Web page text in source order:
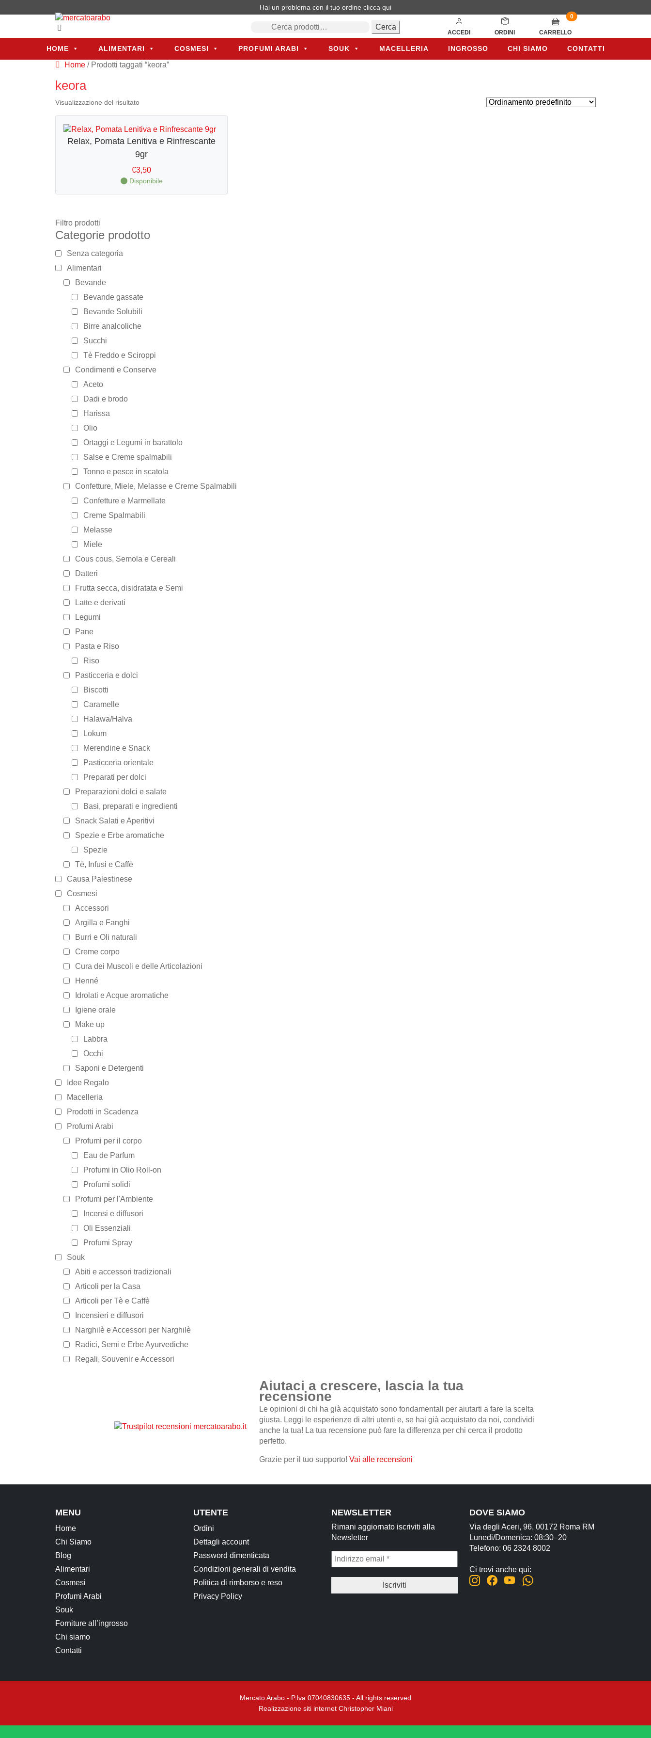
Hai un problema con il tuo ordine clicca qui
Cerca: Cerca
ACCEDI ORDINI
0
CARRELLO
HOME ALIMENTARI COSMESI PROFUMI ARABI SOUK MACELLERIA INGROSSO CHI SIAMO CONTATTI
HOME ALIMENTARI COSMESI PROFUMI ARABI SOUK MACELLERIA INGROSSO CHI SIAMO CONTATTI
Home/ Prodotti taggati “keora”
keora
Visualizzazione del risultato
Relax, Pomata Lenitiva e Rinfrescante
9gr
€3,50
Disponibile
Filtro prodotti
Categorie prodotto
Senza categoria
Alimentari
Bevande
Bevande gassate
Bevande Solubili
Birre analcoliche
Succhi
Tè Freddo e Sciroppi
Condimenti e Conserve
Aceto
Dadi e brodo
Harissa
Olio
Ortaggi e Legumi in barattolo
Salse e Creme spalmabili
Tonno e pesce in scatola
Confetture, Miele, Melasse e Creme Spalmabili
Confetture e Marmellate
Creme Spalmabili
Melasse
Miele
Cous cous, Semola e Cereali
Datteri
Frutta secca, disidratata e Semi
Latte e derivati
Legumi
Pane
Pasta e Riso
Riso
Pasticceria e dolci
Biscotti
Caramelle
Halawa/Halva
Lokum
Merendine e Snack
Pasticceria orientale
Preparati per dolci
Preparazioni dolci e salate
Basi, preparati e ingredienti
Snack Salati e Aperitivi
Spezie e Erbe aromatiche
Spezie
Tè, Infusi e Caffè
Causa Palestinese
Cosmesi
Accessori
Argilla e Fanghi
Burri e Oli naturali
Creme corpo
Cura dei Muscoli e delle Articolazioni
Henné
Idrolati e Acque aromatiche
Igiene orale
Make up
Labbra
Occhi
Saponi e Detergenti
Idee Regalo
Macelleria
Prodotti in Scadenza
Profumi Arabi
Profumi per il corpo
Eau de Parfum
Profumi in Olio Roll-on
Profumi solidi
Profumi per l'Ambiente
Incensi e diffusori
Oli Essenziali
Profumi Spray
Souk
Abiti e accessori tradizionali
Articoli per la Casa
Articoli per Tè e Caffè
Incensieri e diffusori
Narghilè e Accessori per Narghilè
Radici, Semi e Erbe Ayurvediche
Regali, Souvenir e Accessori
Aiutaci a crescere, lascia la tua
recensione
Le opinioni di chi ha già acquistato sono fondamentali per aiutarti a fare la scelta
giusta. Leggi le esperienze di altri utenti e, se hai già acquistato da noi, condividi
anche la tua! La tua recensione può fare la differenza per chi cerca il prodotto
perfetto.
Grazie per il tuo supporto! Vai alle recensioni
MENU
Home
Chi Siamo
Blog
Alimentari
Cosmesi
Profumi Arabi
Souk
Forniture all’ingrosso
Chi siamo
Contatti
UTENTE
Ordini
Dettagli account
Password dimenticata
Condizioni generali di vendita
Politica di rimborso e reso
Privacy Policy
NEWSLETTER
Rimani aggiornato iscriviti alla
Newsletter
DOVE SIAMO
Via degli Aceri, 96, 00172 Roma RM
Lunedi/Domenica: 08:30–20
Telefono: 06 2324 8002
Ci trovi anche qui:
Mercato Arabo - P.Iva 07040830635 - All rights reserved
Realizzazione siti internet Christopher Miani